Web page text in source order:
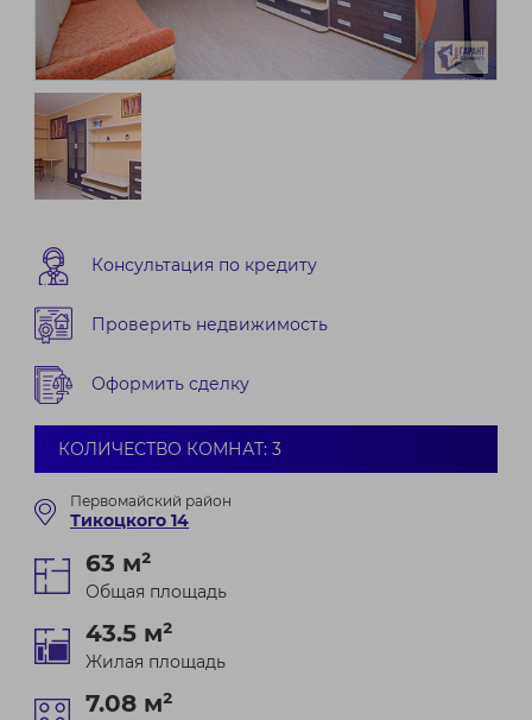
Консультация по кредиту
Проверить недвижимость
Оформить сделку
КОЛИЧЕСТВО КОМНАТ: 3
Первомайский район
Тикоцкого 14
63 м²
Общая площадь
43.5 м²
Жилая площадь
7.08 м²